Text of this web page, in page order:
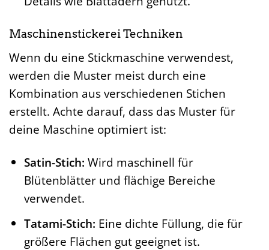
Maschinenstickerei Techniken
Wenn du eine Stickmaschine verwendest,
werden die Muster meist durch eine
Kombination aus verschiedenen Stichen
erstellt. Achte darauf, dass das Muster für
deine Maschine optimiert ist:
Satin-Stich: Wird maschinell für
Blütenblätter und flächige Bereiche
verwendet.
Tatami-Stich: Eine dichte Füllung, die für
größere Flächen gut geeignet ist.